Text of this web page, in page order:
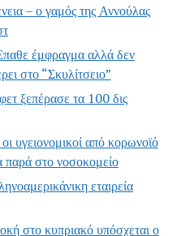
– ο γαμός της Αννούλας
έμφραγμα αλλά δεν
στο “Σκυλίτσειο”
ξεπέρασε τα 100 δις
υγειονομικοί από κορωνοϊό
παρά στο νοσοκομείο
εταιρεία
στο κυπριακό υπόσχεται ο